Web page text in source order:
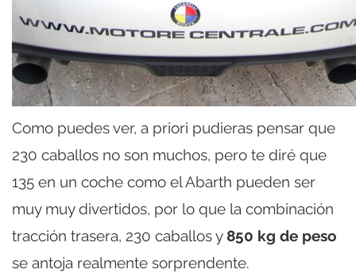
Como puedes ver, a priori pudieras pensar que
230 caballos no son muchos, pero te diré que
135 en un coche como el Abarth pueden ser
muy muy divertidos, por lo que la combinación
tracción trasera, 230 caballos y850 kg de peso
se antoja realmente sorprendente.